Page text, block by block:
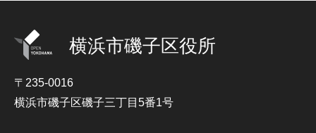
横浜市磯子区役所
〒235-0016
横浜市磯子区磯子三丁目5番1号